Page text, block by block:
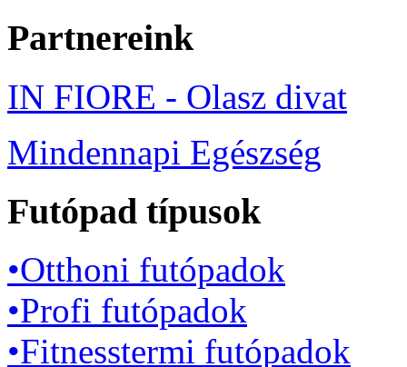
Partnereink
IN FIORE - Olasz divat
Mindennapi Egészség
Futópad típusok
•Otthoni futópadok
•Profi futópadok
•Fitnesstermi futópadok